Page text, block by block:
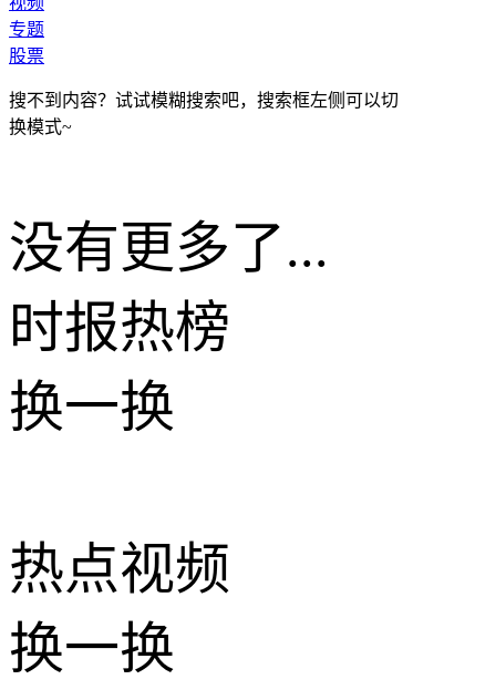
专题
股票
搜不到内容？试试模糊搜索吧，搜索框左侧可以切
换模式~
没有更多了...
时报热榜
换一换
热点视频
换一换